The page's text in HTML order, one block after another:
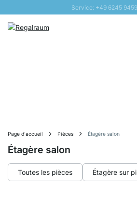
Service: +49 6245
Livraison rapide - Livraison
Page d'accueil Pièces Étagère salon
Étagère salon
Toutes les pièces Étagère sur